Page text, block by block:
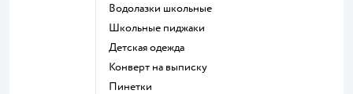
Водолазки школьные
Школьные пиджаки
Детская одежда
Конверт на выписку
Пинетки